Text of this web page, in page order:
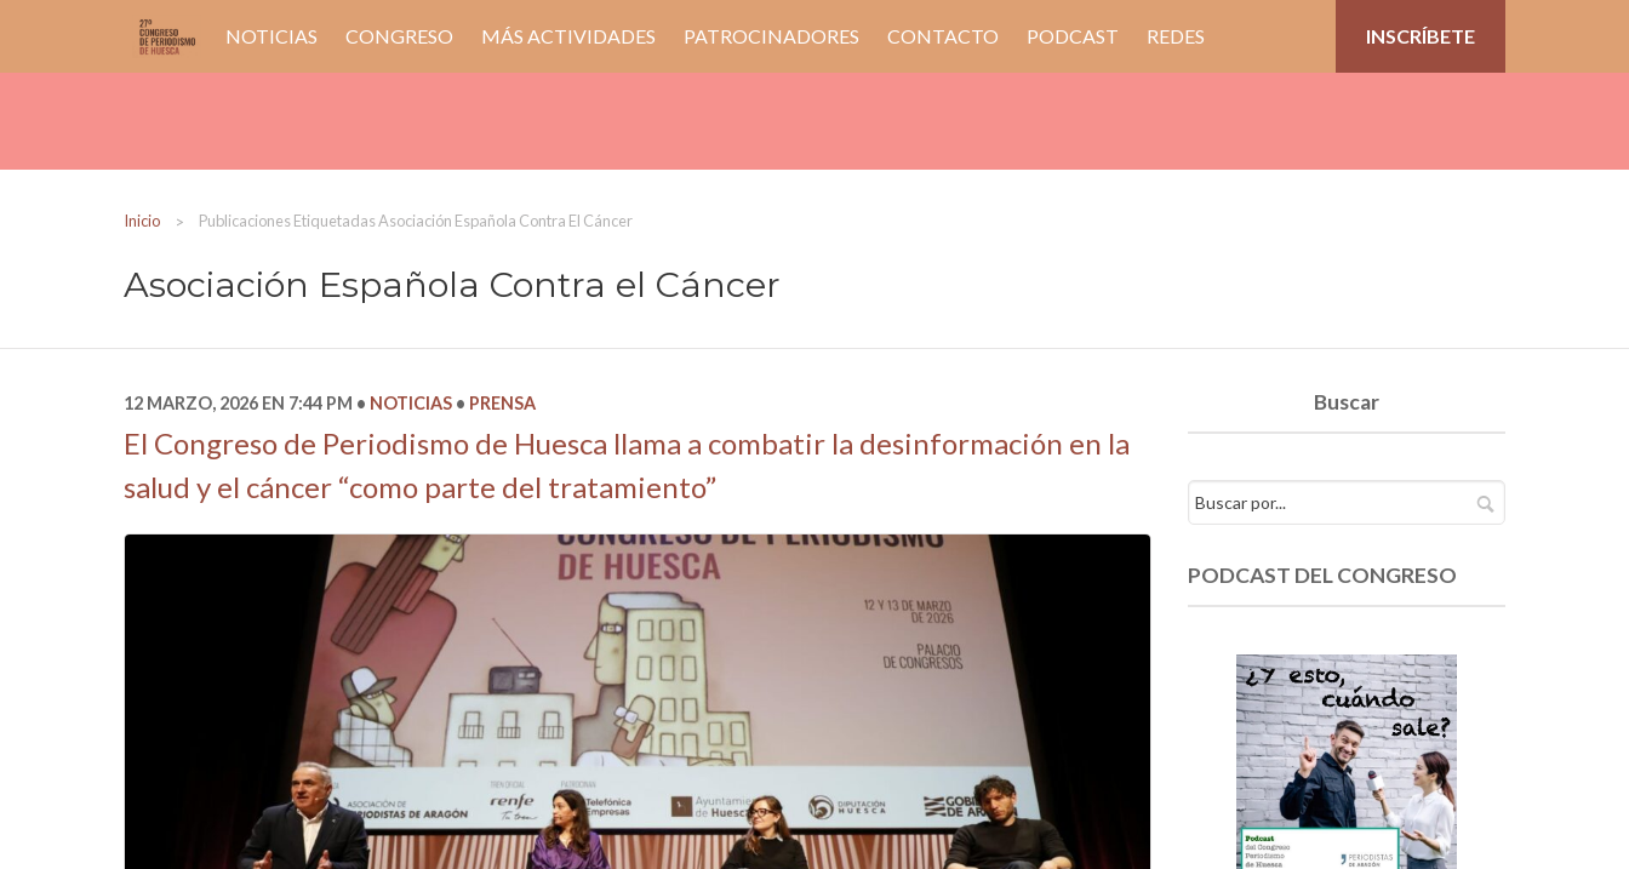
NOTICIAS CONGRESO MÁS ACTIVIDADES PATROCINADORES CONTACTO PODCAST REDES INSCRÍBETE
Inicio Publicaciones Etiquetadas Asociación Española Contra El Cáncer
Asociación Española Contra el Cáncer
12 MARZO, 2026 EN 7:44 PM NOTICIAS PRENSA
El Congreso de Periodismo de Huesca llama a combatir la desinformación en la
salud y el cáncer “como parte del tratamiento”
Buscar
PODCAST DEL CONGRESO